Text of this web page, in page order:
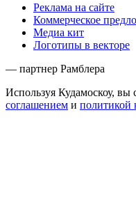
Реклама на сайте
Коммерческое
Медиа кит
Логотипы в векторе
— партнер Рамблера
Используя Кудамоскоу, вы
соглашением и политикой